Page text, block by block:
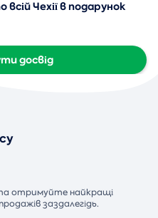
Чехії в подарунок
досвід
отримуйте найкращі
заздалегідь.